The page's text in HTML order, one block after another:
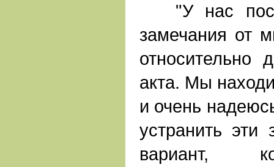
"У нас
замечания от
относительно
акта. Мы
и очень
устранить эти
вариант,